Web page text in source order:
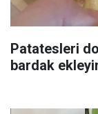
Patatesleri
bardak